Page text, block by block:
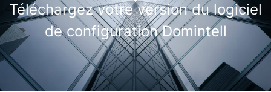
Téléchargez votre version du logiciel
de configuration Domintell